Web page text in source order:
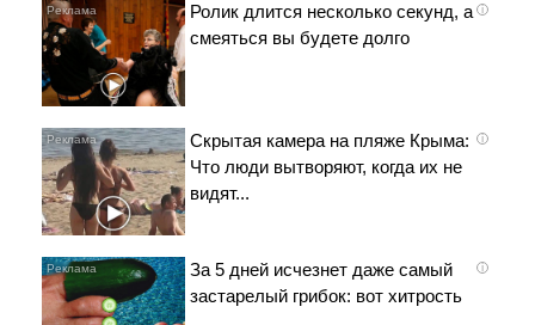
i
Ролик длится несколько секунд, а
смеяться вы будете долго
i
Скрытая камера на пляже Крыма:
Что люди вытворяют, когда их не
видят...
i
За 5 дней исчезнет даже самый
застарелый грибок: вот хитрость